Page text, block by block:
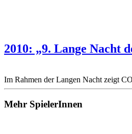
2010: „9. Lange Nacht
Im Rahmen der Langen Nacht zeigt
Mehr SpielerInnen